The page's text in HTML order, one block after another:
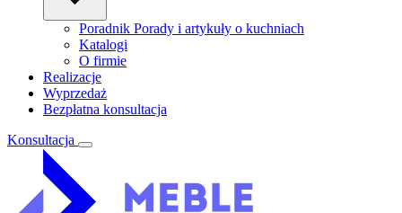
Poradnik Porady i artykuły o kuchniach
Katalogi
O firmie
Realizacje
Wyprzedaż
Bezpłatna konsultacja
Konsultacja